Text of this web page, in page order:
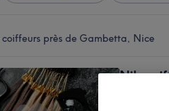
coiffeurs près de Gambetta, Nice
Nilz